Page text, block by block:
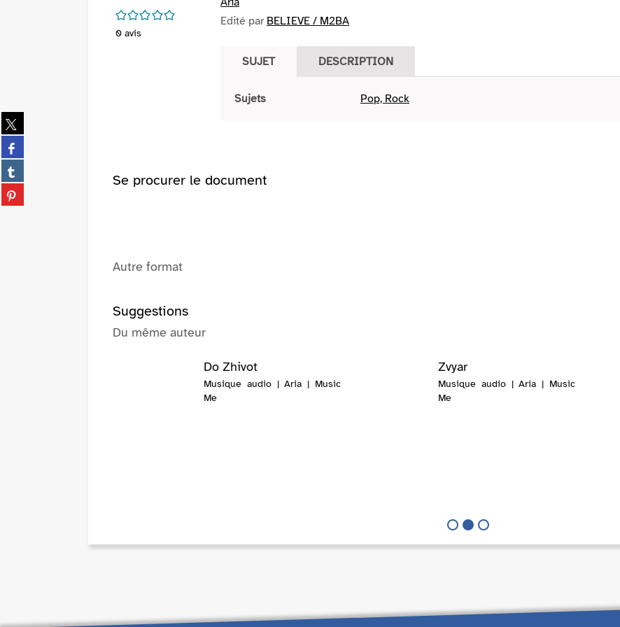
Partager
sur
twitter
(Nouvelle
fenêtre)
Partager
sur
facebook
(Nouvelle
fenêtre)
Partager
sur
tumblr
Partager
sur
/5
0 avis
Edité par BELIEVE / M2BA
SUJET DESCRIPTION
Sujets Pop, Rock
Se procurer le document
Autre format
Suggestions
Du même auteur
Zvyar
Musique audio | Aria | Music
Me
Do Zhivot
Musique audio | Aria | Music
Me